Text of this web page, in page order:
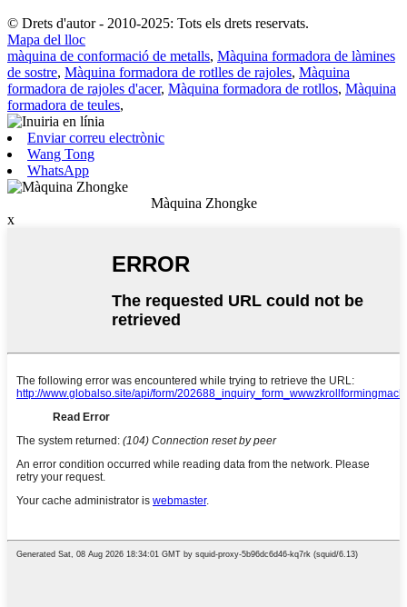
© Drets d'autor - 2010-2025: Tots els drets reservats.
Mapa del lloc
màquina de conformació de metalls, Màquina formadora de làmines
de sostre, Màquina formadora de rotlles de rajoles, Màquina
formadora de rajoles d'acer, Màquina formadora de rotllos, Màquina
formadora de teules,
Enviar correu electrònic
Wang Tong
WhatsApp
Màquina Zhongke
x